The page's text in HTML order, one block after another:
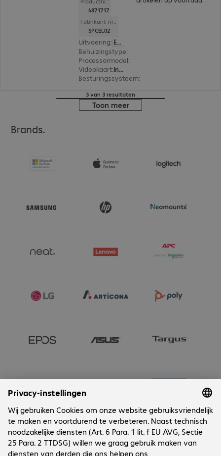
4871717
Fabrikant-nr.:
SPCEL02
Uitvoering: Europa
Behuizingstype:
Processormodel:
Videokaart:
Intel UHD Graphics
Besturingssysteem:
3 van 3 resultaten
Toon meer
Brands.